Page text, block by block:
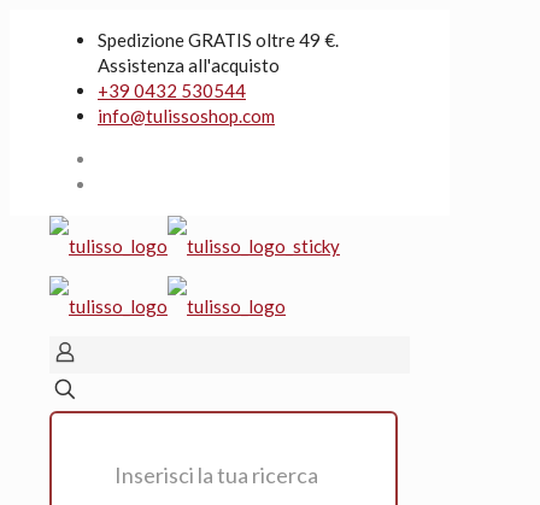
Spedizione GRATIS oltre 49 €.
Assistenza all'acquisto
+39 0432 530544
info@tulissoshop.com